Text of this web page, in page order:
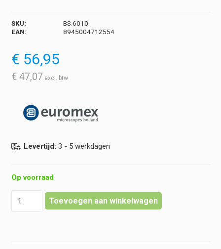
SKU:
BS.6010
EAN:
8945004712554
€ 56,95
€ 47,07
Levertijd: 3 - 5 werkdagen
Op voorraad
Toevoegen aan winkelwagen